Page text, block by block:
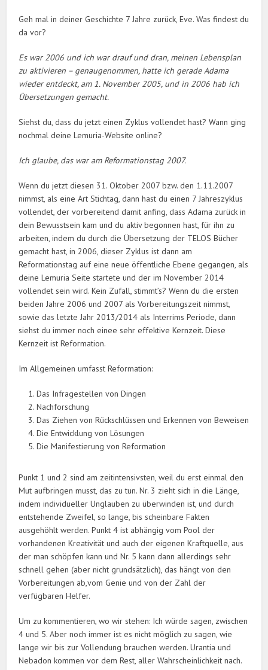
Geh mal in deiner Geschichte 7 Jahre zurück, Eve. Was findest du
da vor?
Es war 2006 und ich war drauf und dran, meinen Lebensplan
zu aktivieren – genaugenommen, hatte ich gerade Adama
wieder entdeckt, am 1. November 2005, und in 2006 hab ich
Übersetzungen gemacht.
Siehst du, dass du jetzt einen Zyklus vollendet hast? Wann ging
nochmal deine Lemuria-Website online?
Ich glaube, das war am Reformationstag 2007.
Wenn du jetzt diesen 31. Oktober 2007 bzw. den 1.11.2007
nimmst, als eine Art Stichtag, dann hast du einen 7 Jahreszyklus
vollendet, der vorbereitend damit anfing, dass Adama zurück in
dein Bewusstsein kam und du aktiv begonnen hast, für ihn zu
arbeiten, indem du durch die Übersetzung der TELOS Bücher
gemacht hast, in 2006, dieser Zyklus ist dann am
Reformationstag auf eine neue öffentliche Ebene gegangen, als
deine Lemuria Seite startete und der im November 2014
vollendet sein wird. Kein Zufall, stimmt’s? Wenn du die ersten
beiden Jahre 2006 und 2007 als Vorbereitungszeit nimmst,
sowie das letzte Jahr 2013/2014 als Interrims Periode, dann
siehst du immer noch einee sehr effektive Kernzeit. Diese
Kernzeit ist Reformation.
Im Allgemeinen umfasst Reformation:
Das Infragestellen von Dingen
Nachforschung
Das Ziehen von Rückschlüssen und Erkennen von Beweisen
Die Entwicklung von Lösungen
Die Manifestierung von Reformation
Punkt 1 und 2 sind am zeitintensivsten, weil du erst einmal den
Mut aufbringen musst, das zu tun. Nr. 3 zieht sich in die Länge,
indem individueller Unglauben zu überwinden ist, und durch
entstehende Zweifel, so lange, bis scheinbare Fakten
ausgehöhlt werden. Punkt 4 ist abhängig vom Pool der
vorhandenen Kreativität und auch der eigenen Kraftquelle, aus
der man schöpfen kann und Nr. 5 kann dann allerdings sehr
schnell gehen (aber nicht grundsätzlich), das hängt von den
Vorbereitungen ab,vom Genie und von der Zahl der
verfügbaren Helfer.
Um zu kommentieren, wo wir stehen: Ich würde sagen, zwischen
4 und 5. Aber noch immer ist es nicht möglich zu sagen, wie
lange wir bis zur Vollendung brauchen werden. Urantia und
Nebadon kommen vor dem Rest, aller Wahrscheinlichkeit nach.